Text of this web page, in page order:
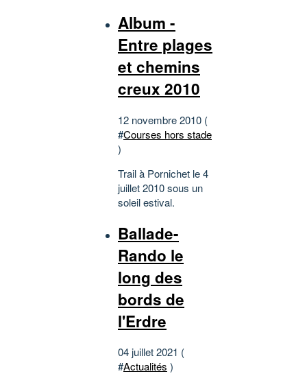
Album -
Entre plages
et chemins
creux 2010
12 novembre 2010 (
#Courses hors stade
)
Trail à Pornichet le 4
juillet 2010 sous un
soleil estival.
Ballade-
Rando le
long des
bords de
l'Erdre
04 juillet 2021 (
#Actualités )